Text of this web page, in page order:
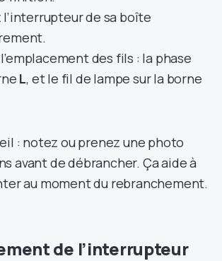
l’interrupteur de sa boîte
des fils : la phase
L, et le fil de lampe sur la borne
: notez ou prenez une photo
avant de débrancher. Ça aide à
au moment du rebranchement.
de l’interrupteur